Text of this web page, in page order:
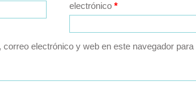
electrónico*
electrónico y web en este navegador